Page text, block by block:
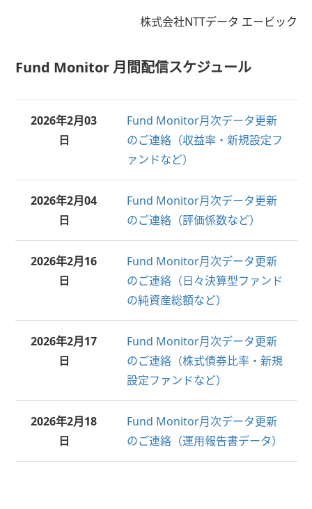
株式会社NTTデータ エービック
Fund Monitor 月間配信スケジュール
2026年2月03
日
Fund Monitor月次データ更新
のご連絡（収益率・新規設定フ
ァンドなど）
2026年2月04
日
Fund Monitor月次データ更新
のご連絡（評価係数など）
2026年2月16
日
Fund Monitor月次データ更新
のご連絡（日々決算型ファンド
の純資産総額など）
2026年2月17
日
Fund Monitor月次データ更新
のご連絡（株式債券比率・新規
設定ファンドなど）
2026年2月18
日
Fund Monitor月次データ更新
のご連絡（運用報告書データ）